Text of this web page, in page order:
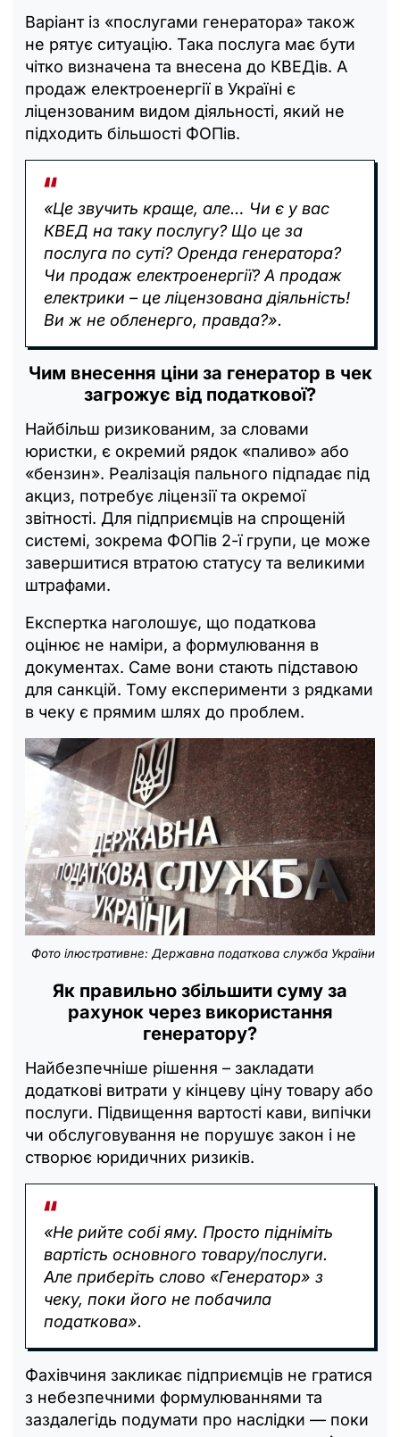
Варіант із «послугами генератора» також
не рятує ситуацію. Така послуга має бути
чітко визначена та внесена до КВЕДів. А
продаж електроенергії в Україні є
ліцензованим видом діяльності, який не
підходить більшості ФОПів.
«Це звучить краще, але… Чи є у вас
КВЕД на таку послугу? Що це за
послуга по суті? Оренда генератора?
Чи продаж електроенергії? А продаж
електрики – це ліцензована діяльність!
Ви ж не обленерго, правда?».
Чим внесення ціни за генератор в чек
загрожує від податкової?
Найбільш ризикованим, за словами
юристки, є окремий рядок «паливо» або
«бензин». Реалізація пального підпадає під
акциз, потребує ліцензії та окремої
звітності. Для підприємців на спрощеній
системі, зокрема ФОПів 2-ї групи, це може
завершитися втратою статусу та великими
штрафами.
Експертка наголошує, що податкова
оцінює не наміри, а формулювання в
документах. Саме вони стають підставою
для санкцій. Тому експерименти з рядками
в чеку є прямим шлях до проблем.
Фото ілюстративне: Державна податкова служба України
Як правильно збільшити суму за
рахунок через використання
генератору?
Найбезпечніше рішення – закладати
додаткові витрати у кінцеву ціну товару або
послуги. Підвищення вартості кави, випічки
чи обслуговування не порушує закон і не
створює юридичних ризиків.
«Не рийте собі яму. Просто підніміть
вартість основного товару/послуги.
Але приберіть слово «Генератор» з
чеку, поки його не побачила
податкова».
Фахівчиня закликає підприємців не гратися
з небезпечними формулюваннями та
заздалегідь подумати про наслідки — поки